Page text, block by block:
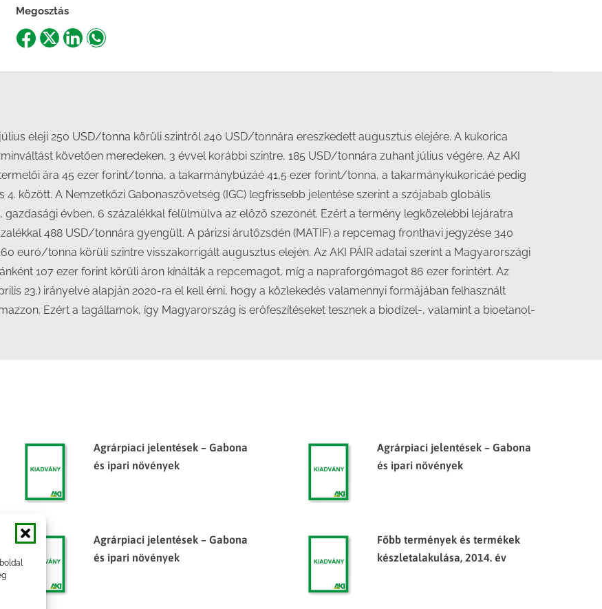
Megosztás
ShareShareShareShare
eleji 250 USD/tonna körüli szintről 240 USD/tonnára ereszkedett augusztus elejére. A kukorica
követően meredeken, 3 évvel korábbi szintre, 185 USD/tonnára zuhant július végére. Az AKI
ára 45 ezer forint/tonna, a takarmánybúzáé 41,5 ezer forint/tonna, a takarmánykukoricáé pedig
között. A Nemzetközi Gabonaszövetség (IGC) legfrissebb jelentése szerint a szójabab globális
gazdasági évben, 6 százalékkal felülmúlva az előző szezonét. Ezért a termény legközelebbi lejáratra
488 USD/tonnára gyengült. A párizsi árutőzsdén (MATIF) a repcemag fronthavi jegyzése 340
euró/tonna körüli szintre visszakorrigált augusztus elején. Az AKI PÁIR adatai szerint a Magyarországi
107 ezer forint körüli áron kínálták a repcemagot, míg a napraforgómagot 86 ezer forintért. Az
23.) irányelve alapján 2020-ra el kell érni, hogy a közlekedés valamennyi formájában felhasznált
Ezért a tagállamok, így Magyarország is erőfeszítéseket tesznek a biodízel-, valamint a bioetanol-
Agrárpiaci jelentések – Gabona
és ipari növények
Agrárpiaci jelentések – Gabona
és ipari növények
Agrárpiaci jelentések – Gabona
és ipari növények
Főbb termények és termékek
készletalakulása, 2014. év